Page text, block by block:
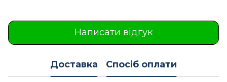
Написати відгук
Доставка Спосіб оплати